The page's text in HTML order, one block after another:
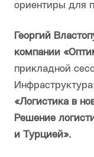
ориентиры для
Георгий
компании
прикладной
«Логистика в
Решение
и Турцией».